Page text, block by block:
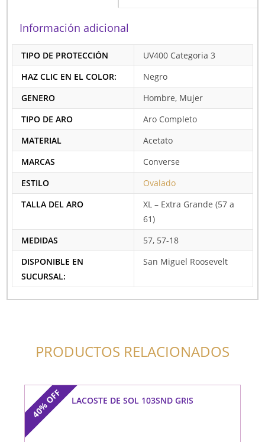
Información adicional
TIPO DE PROTECCIÓN
UV400 Categoria 3
HAZ CLIC EN EL COLOR:
Negro
GENERO
Hombre, Mujer
TIPO DE ARO
Aro Completo
MATERIAL
Acetato
MARCAS
Converse
ESTILO
Ovalado
TALLA DEL ARO
XL – Extra Grande (57 a
61)
MEDIDAS
57, 57-18
DISPONIBLE EN
SUCURSAL:
San Miguel Roosevelt
PRODUCTOS RELACIONADOS
40%
OFF LACOSTE DE SOL 103SND GRIS